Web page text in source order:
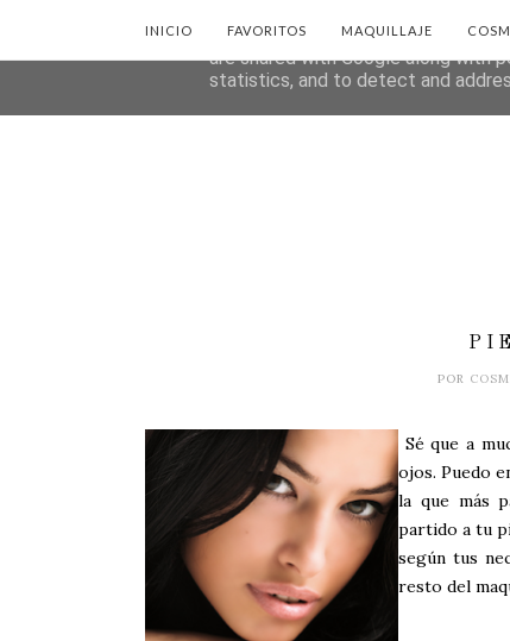
INICIO FAVORITOS MAQUILLAJE
POR
Sé que a
ojos. Puedo
la que más
partido a tu
según tus
resto del
This site uses cookies from
are shared with Google along with
statistics, and to detect and